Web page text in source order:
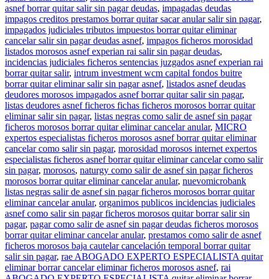
asnef borrar quitar salir sin pagar deudas, impagadas deudas
impagos creditos prestamos borrar quitar sacar anular salir sin pagar,
impagados judiciales tributos impuestos borrar quitar eliminar
cancelar salir sin pagar deudas asnef, impagos ficheros morosidad
listados morosos asnef experian rai salir sin pagar deudas,
incidencias judiciales ficheros sentencias juzgados asnef experian rai
borrar quitar salir, intrum investment wcm capital fondos buitre
borrar quitar eliminar salir sin pagar asnef, listados asnef deudas
deudores morosos impagados asnef borrar quitar salir sin pagar,
listas deudores asnef ficheros fichas ficheros morosos borrar quitar
eliminar salir sin pagar, listas negras como salir de asnef sin pagar
ficheros morosos borrar quitar eliminar cancelar anular, MICRO
expertos especialistas ficheros morosos asnef borrar quitar eliminar
cancelar como salir sin pagar, morosidad morosos internet expertos
especialistas ficheros asnef borrar quitar eliminar cancelar como salir
sin pagar, morosos, naturgy como salir de asnef sin pagar ficheros
morosos borrar quitar eliminar cancelar anular, nuevomicrobank
listas negras salir de asnef sin pagar ficheros morosos borrar quitar
eliminar cancelar anular, organimos publicos incidencias judiciales
asnef como salir sin pagar ficheros morosos quitar borrar salir sin
pagar, pagar como salir de asnef sin pagar deudas ficheros morosos
borrar quitar eliminar cancelar anular, prestamos como salir de asnef
ficheros morosos baja cautelar cancelación temporal borrar quitar
salir sin pagar, rae ABOGADO EXPERTO ESPECIALISTA quitar
eliminar borrar cancelar eliminar ficheros morosos asnef, rai